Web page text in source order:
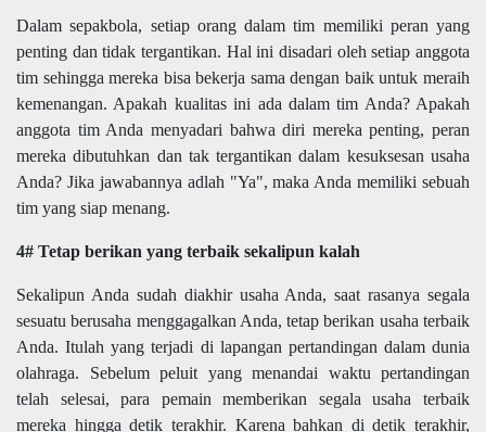
Dalam sepakbola, setiap orang dalam tim memiliki peran yang
penting dan tidak tergantikan. Hal ini disadari oleh setiap anggota
tim sehingga mereka bisa bekerja sama dengan baik untuk meraih
kemenangan. Apakah kualitas ini ada dalam tim Anda? Apakah
anggota tim Anda menyadari bahwa diri mereka penting, peran
mereka dibutuhkan dan tak tergantikan dalam kesuksesan usaha
Anda? Jika jawabannya adlah "Ya", maka Anda memiliki sebuah
tim yang siap menang.
4# Tetap berikan yang terbaik sekalipun kalah
Sekalipun Anda sudah diakhir usaha Anda, saat rasanya segala
sesuatu berusaha menggagalkan Anda, tetap berikan usaha terbaik
Anda. Itulah yang terjadi di lapangan pertandingan dalam dunia
olahraga. Sebelum peluit yang menandai waktu pertandingan
telah selesai, para pemain memberikan segala usaha terbaik
mereka hingga detik terakhir. Karena bahkan di detik terakhir,